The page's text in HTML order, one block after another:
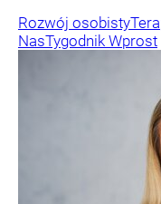
Rozwój osobisty
NasTygodnik Wprost